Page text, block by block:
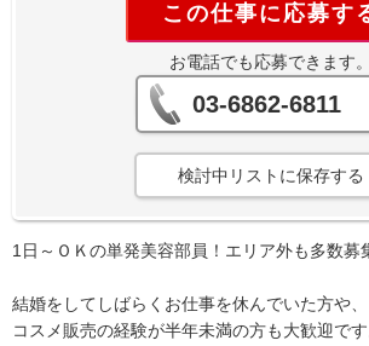
この仕事に応募す
お電話でも応募できます。
03-6862-6811
検討中リストに保存する
1日～ＯＫの単発美容部員！エリア外も多数募
結婚をしてしばらくお仕事を休んでいた方や、
コスメ販売の経験が半年未満の方も大歓迎です